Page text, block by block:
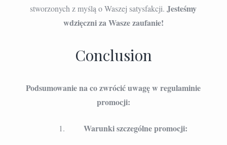
stworzonych z myślą o Waszej satysfakcji.Jesteśmy
wdzięczni za Wasze zaufanie!
Conclusion
Podsumowanie na co zwrócić uwagę w regulaminie
promocji:
Warunki szczególne promocji: